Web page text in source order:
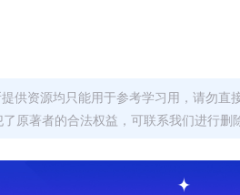
供资源均只能用于参考学习用，请勿直
原著者的合法权益，可联系我们进行删